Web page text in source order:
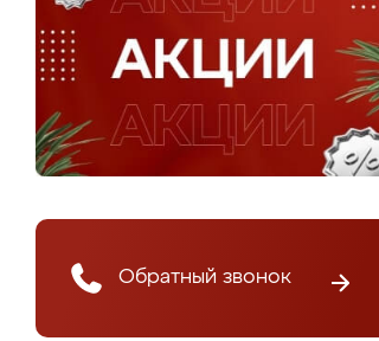
Обратный звонок